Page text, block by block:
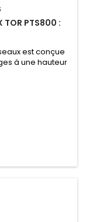
TOR PTS800 :
est conçue
à une hauteur
soulève les